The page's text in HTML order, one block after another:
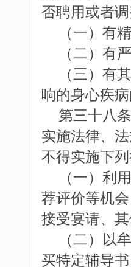
否聘用或者
（一）有
（二）有严
（三）有其
响的身心疾
第三十八条
实施法律、
不得实施下
（一）利用
荐评价等机
接受宴请、
（二）以牟
买特定辅导